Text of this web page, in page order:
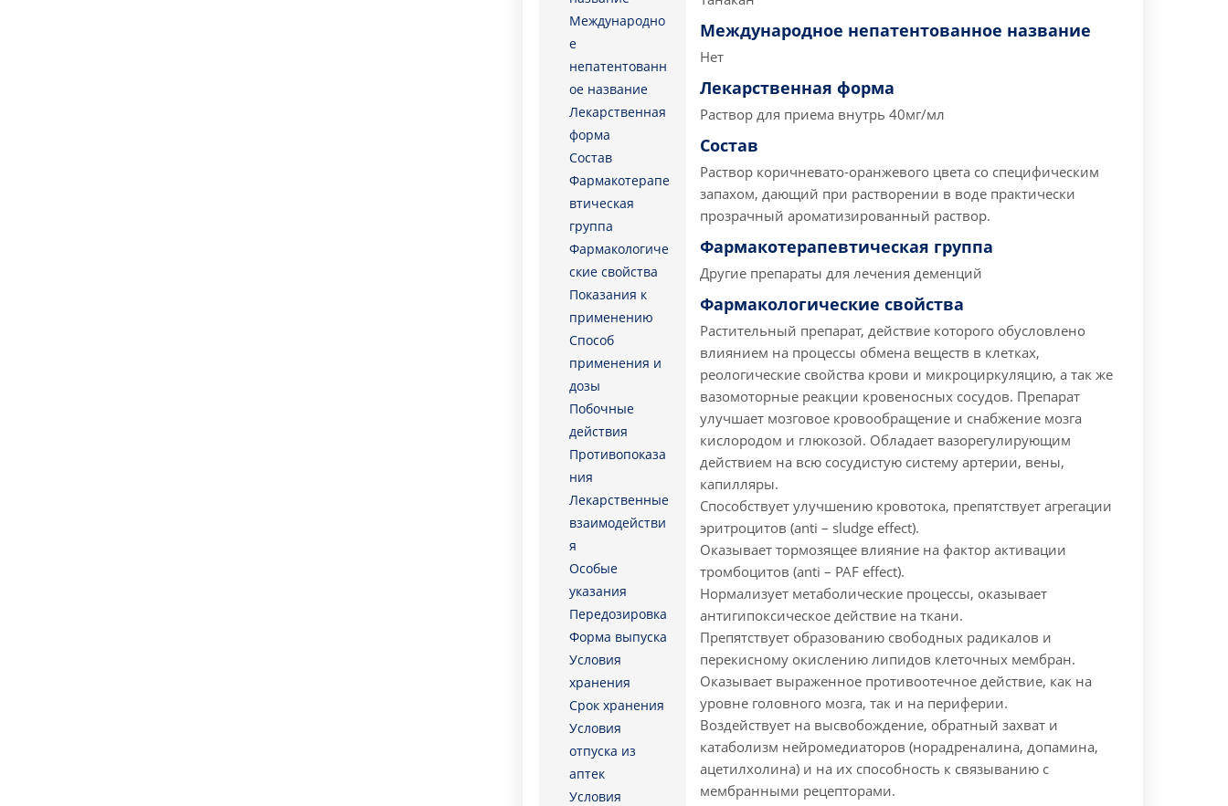
Международно
е
непатентованн
ое название
Лекарственная
форма
Состав
Фармакотерапе
втическая
группа
Фармакологиче
ские свойства
Показания к
применению
Способ
применения и
дозы
Побочные
действия
Противопоказа
ния
Лекарственные
взаимодействи
я
Особые
указания
Передозировка
Форма выпуска
Условия
хранения
Срок хранения
Условия
отпуска из
аптек
Условия
Международное непатентованное название
Нет
Лекарственная форма
Раствор для приема внутрь 40мг/мл
Состав
Раствор коричневато-оранжевого цвета со специфическим
запахом, дающий при растворении в воде практически
прозрачный ароматизированный раствор.
Фармакотерапевтическая группа
Другие препараты для лечения деменций
Фармакологические свойства
Растительный препарат, действие которого обусловлено
влиянием на процессы обмена веществ в клетках,
реологические свойства крови и микроциркуляцию, а так же
вазомоторные реакции кровеносных сосудов. Препарат
улучшает мозговое кровообращение и снабжение мозга
кислородом и глюкозой. Обладает вазорегулирующим
действием на всю сосудистую систему артерии, вены,
капилляры.
Способствует улучшению кровотока, препятствует агрегации
эритроцитов (anti – sludge effect).
Оказывает тормозящее влияние на фактор активации
тромбоцитов (anti – PAF effect).
Нормализует метаболические процессы, оказывает
антигипоксическое действие на ткани.
Препятствует образованию свободных радикалов и
перекисному окислению липидов клеточных мембран.
Оказывает выраженное противоотечное действие, как на
уровне головного мозга, так и на периферии.
Воздействует на высвобождение, обратный захват и
катаболизм нейромедиаторов (норадреналина, допамина,
ацетилхолина) и на их способность к связыванию с
мембранными рецепторами.